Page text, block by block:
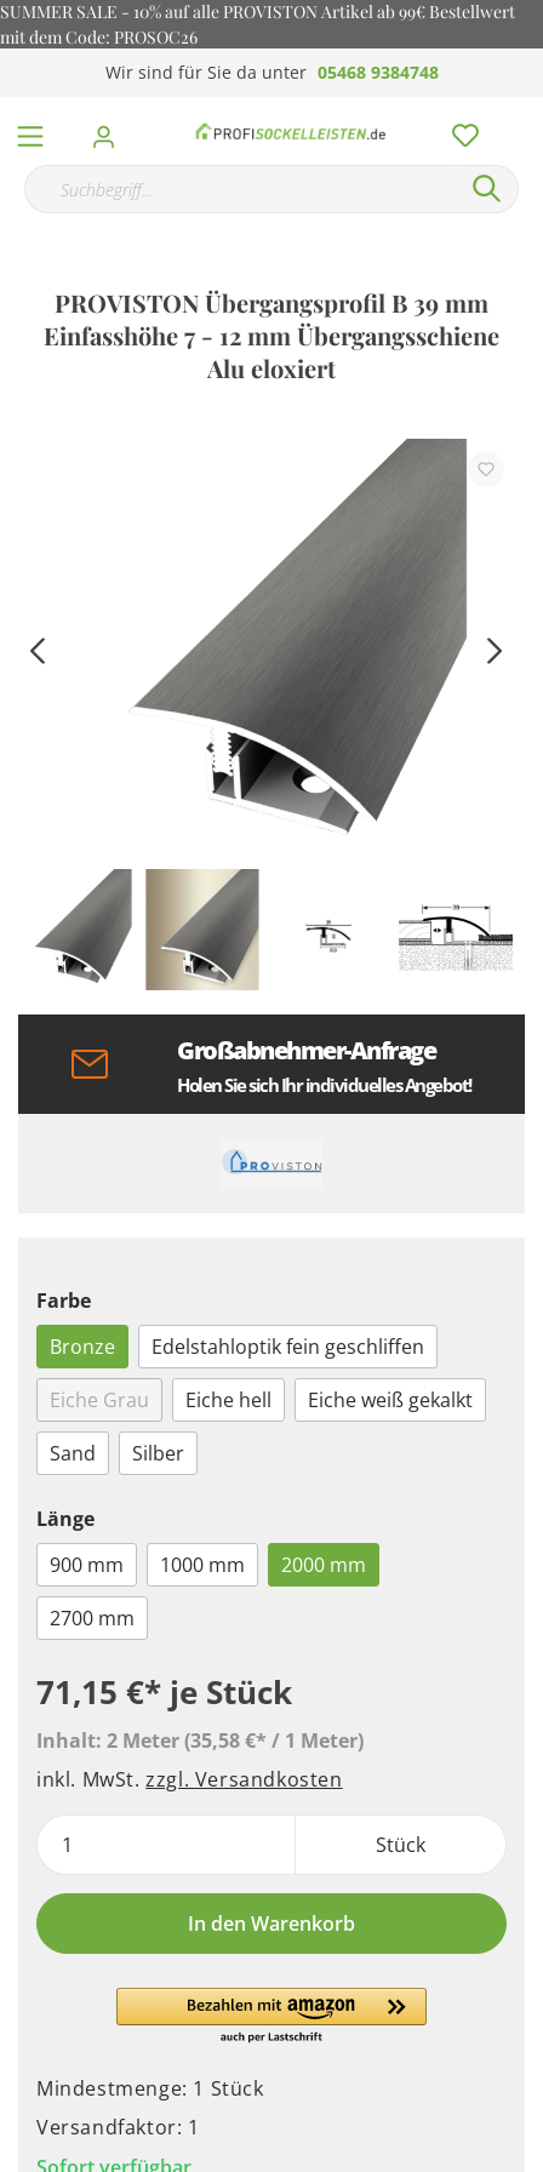
SUMMER SALE - 10% auf alle PROVISTON Artikel ab 99€ Bestellwert
mit dem Code: PROSOC26
Wir sind für Sie da unter 05468 9384748
PROVISTON Übergangsprofil B 39 mm
Einfasshöhe 7 - 12 mm Übergangsschiene
Alu eloxiert
Großabnehmer-Anfrage
Holen Sie sich Ihr individuelles Angebot!
Farbe
Bronze
Edelstahloptik fein geschliffen
Eiche Grau
Eiche hell
Eiche weiß gekalkt
Sand
Silber
Länge
900 mm
1000 mm
2000 mm
2700 mm
71,15 €* je Stück
Inhalt: 2 Meter(35,58 €* / 1 Meter)
inkl. MwSt.zzgl. Versandkosten
Stück
In den Warenkorb
Mindestmenge: 1 Stück
Versandfaktor: 1